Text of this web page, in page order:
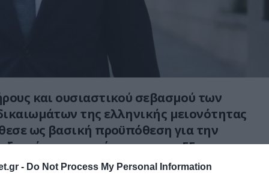
- Do Not Process My Personal Information
και ουσιαστικού σεβασμού των
της ελληνικής μειονότητας
ως βασική προϋπόθεση για την
της πορείας προς την ΕΕ ο
Γιώργος Γεραπετρίτης.